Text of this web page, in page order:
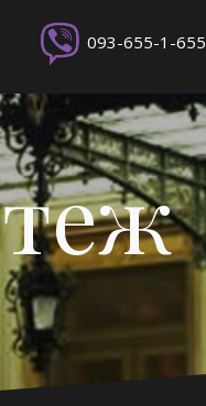
093-655-1-655